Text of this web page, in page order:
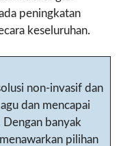
peningkatan
keseluruhan.
non-invasif dan
dan mencapai
banyak
pilihan